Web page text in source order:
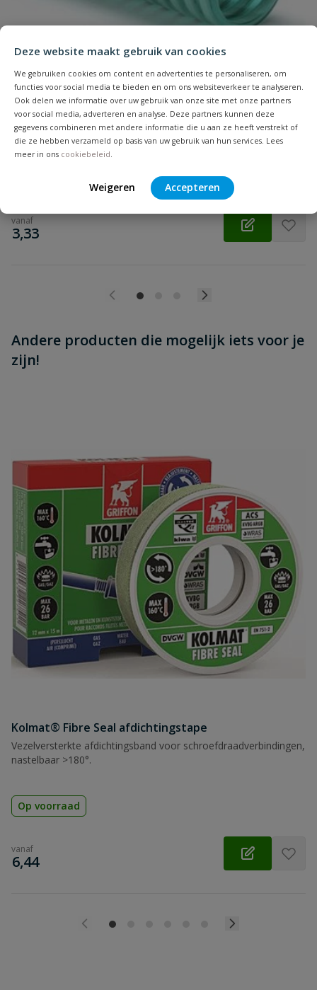
Deze website maakt gebruik van cookies
We gebruiken cookies om content en advertenties te personaliseren, om
functies voor social media te bieden en om ons websiteverkeer te analyseren.
Ook delen we informatie over uw gebruik van onze site met onze partners
voor social media, adverteren en analyse. Deze partners kunnen deze
gegevens combineren met andere informatie die u aan ze heeft verstrekt of
die ze hebben verzameld op basis van uw gebruik van hun services. Lees
meer in ons cookiebeleid.
Weigeren Accepteren
Beoordeling versturen
SEL S500 PVC zuigslang
groen transparante zuigslang geschikt voor doorvoer van water,
lichte zuren en logen, zout water, lichtslijtende stoffen
vanaf
€
3,33
Andere producten die mogelijk iets voor je
zijn!
Kolmat® Fibre Seal afdichtingstape
Vezelversterkte afdichtingsband voor schroefdraadverbindingen,
nastelbaar >180°.
Op voorraad
vanaf
€
6,44